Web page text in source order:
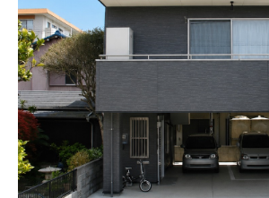
コラム
会社案内
ZEH
不動産情報(土地･分譲地･中古住宅)
サイトマップ